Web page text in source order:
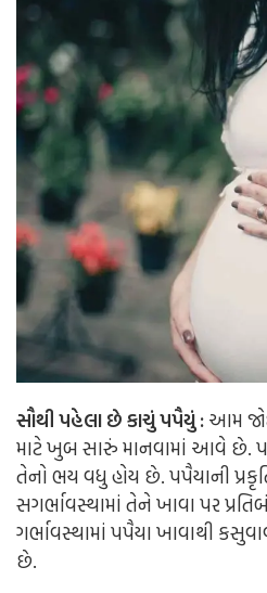
સૌથી પહેલા છે કાચું પપૈયું :આમ
માટે ખુબ સારું માનવામાં આવે છે.
તેનો ભય વધુ હોય છે. પપૈયાની
સગર્ભાવસ્થામાં તેને ખાવા પર
ગર્ભાવસ્થામાં પપૈયા ખાવાથી
છે.